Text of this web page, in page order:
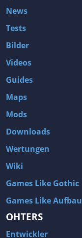
News
Tests
Bilder
Videos
Guides
Maps
Mods
Downloads
Wertungen
Wiki
Games Like Gothic
Games Like Aufbau
OHTERS
Entwickler